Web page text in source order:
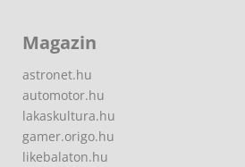
Magazin
astronet.hu
automotor.hu
lakaskultura.hu
gamer.origo.hu
likebalaton.hu